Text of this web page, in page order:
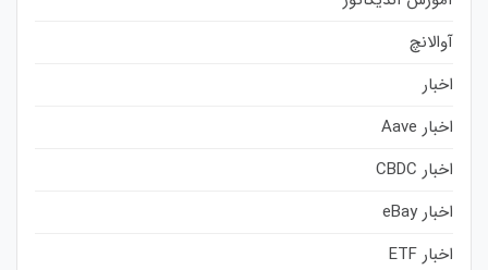
آوالانچ
اخبار
اخبار Aave
اخبار CBDC
اخبار eBay
اخبار ETF